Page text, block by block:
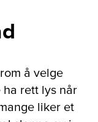
å velge
rett lys når
liker et